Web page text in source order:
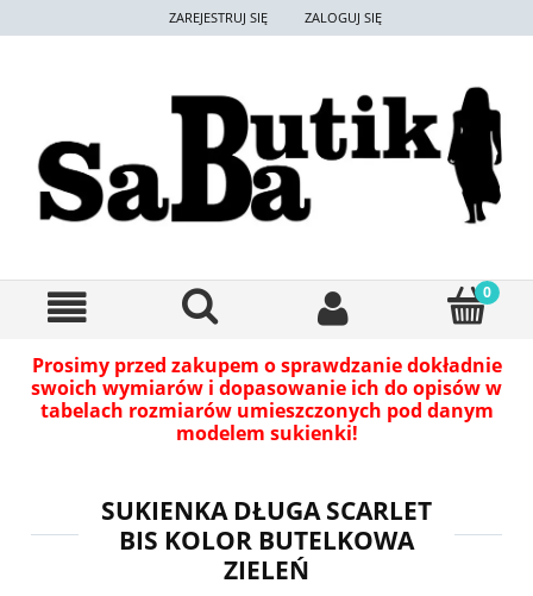
ZAREJESTRUJ SIĘ ZALOGUJ SIĘ
Prosimy przed zakupem o sprawdzanie dokładnie
swoich wymiarów i dopasowanie ich do opisów w
tabelach rozmiarów umieszczonych pod danym
modelem sukienki!
SUKIENKA DŁUGA SCARLET
BIS KOLOR BUTELKOWA
ZIELEŃ